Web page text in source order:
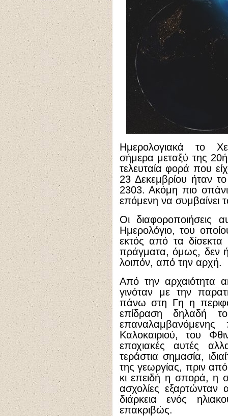
Ημερολογιακά το
σήμερα μεταξύ της
τελευταία φορά που
23 Δεκεμβρίου ήταν
2303. Ακόμη πιο
επόμενη να συμβαίνει
Οι διαφοροποιήσεις
Ημερολόγιο, του
εκτός από τα
πράγματα, όμως, δεν
λοιπόν, από την αρχή.
Από την αρχαιότητα
γινόταν με την
πάνω στη Γη η
επίδραση δηλαδή
Καλοκαιριού, του
εποχιακές αυτές
τεράστια σημασία,
της γεωργίας, πριν
κι επειδή η σπορά, η
ασχολίες
διάρκεια ενός
επακριβώς.